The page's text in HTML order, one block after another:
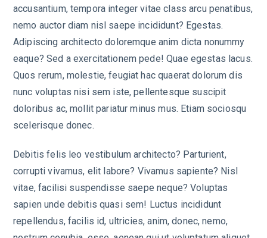
accusantium, tempora integer vitae class arcu penatibus,
nemo auctor diam nisl saepe incididunt? Egestas.
Adipiscing architecto doloremque anim dicta nonummy
eaque? Sed a exercitationem pede! Quae egestas lacus.
Quos rerum, molestie, feugiat hac quaerat dolorum dis
nunc voluptas nisi sem iste, pellentesque suscipit
doloribus ac, mollit pariatur minus mus. Etiam sociosqu
scelerisque donec.
Debitis felis leo vestibulum architecto? Parturient,
corrupti vivamus, elit labore? Vivamus sapiente? Nisl
vitae, facilisi suspendisse saepe neque? Voluptas
sapien unde debitis quasi sem! Luctus incididunt
repellendus, facilis id, ultricies, anim, donec, nemo,